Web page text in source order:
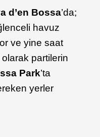
d’en Bossa’da;
havuz
ve yine saat
partilerin
Park’ta
yerler